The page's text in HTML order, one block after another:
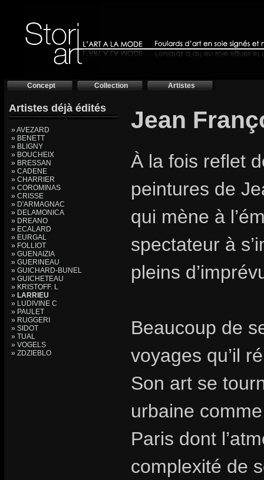
Concept Collection Artistes
Artistes déjà édités
» AVEZARD
» BENETT
» BLIGNY
» BOUCHEIX
» BRESSAN
» CADENE
» CHARRIER
» COROMINAS
» CRISSE
» D'ARMAGNAC
» DELAMONICA
» DREANO
» ECALARD
» EURGAL
» FOLLIOT
» GUENAIZIA
» GUERINEAU
» GUICHARD-BUNEL
» GUICHETEAU
» KRISTOFF. L
» LARRIEU
» LUDIVINE C
» PAULET
» RUGGERI
» SIDOT
» TUAL
» VOGELS
» ZDZIEBLO
Jean
À la fois reflet
peintures de
qui mène à
spectateur à
pleins
Beaucoup de
voyages qu’il
Son art se
urbaine
Paris dont
complexité de